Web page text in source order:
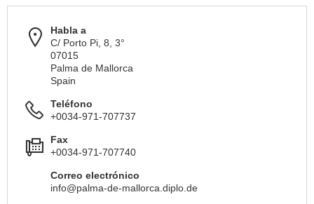
Habla a
C/ Porto Pi, 8, 3°
07015
Palma de Mallorca
Spain
Teléfono
+0034-971-707737
Fax
+0034-971-707740
Correo electrónico
info@palma-de-mallorca.diplo.de